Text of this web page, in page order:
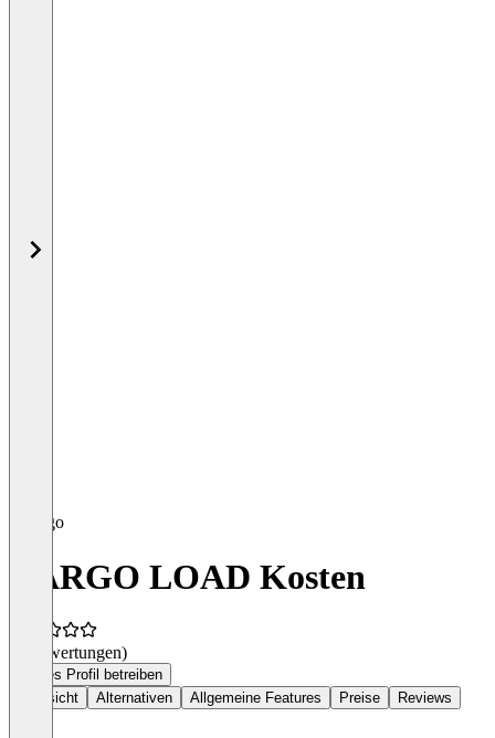
CARGO LOAD Kosten
(0 Bewertungen)
Dieses Profil betreiben
Übersicht
Alternativen Allgemeine Features Preise Reviews